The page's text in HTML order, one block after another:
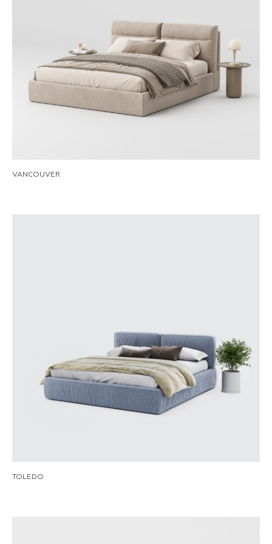
VANCOUVER
TOLEDO